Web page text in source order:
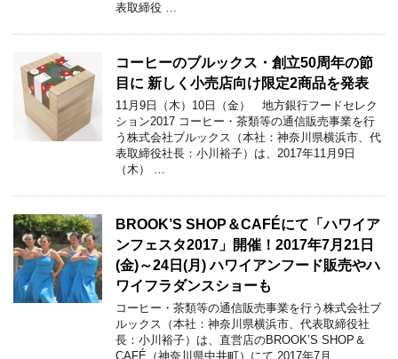
表取締役 …
コーヒーのブルックス・創立50周年の節
目に 新しく小売店向け限定2商品を発表
11月9日（木）10日（金） 地方銀行フードセレク
ション2017 コーヒー・茶類等の通信販売事業を行
う株式会社ブルックス（本社：神奈川県横浜市、代
表取締役社長：小川裕子）は、2017年11月9日
（木） …
BROOK’S SHOP＆CAFÉにて「ハワイア
ンフェスタ2017」開催！2017年7月21日
(金)～24日(月) ハワイアンフード販売やハ
ワイフラダンスショーも
コーヒー・茶類等の通信販売事業を行う株式会社ブ
ルックス（本社：神奈川県横浜市、代表取締役社
長：小川裕子）は、直営店のBROOK’S SHOP＆
CAFÉ（神奈川県中井町）にて 2017年7月 …